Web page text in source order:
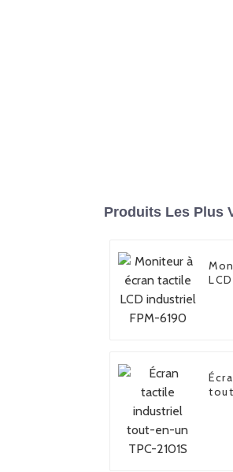
Produits Les Plus